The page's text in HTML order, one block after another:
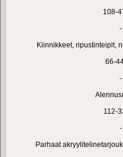
108-
-
Kiinnikkeet, ripustinteipit,
66-
-
112-
-
Parhaat